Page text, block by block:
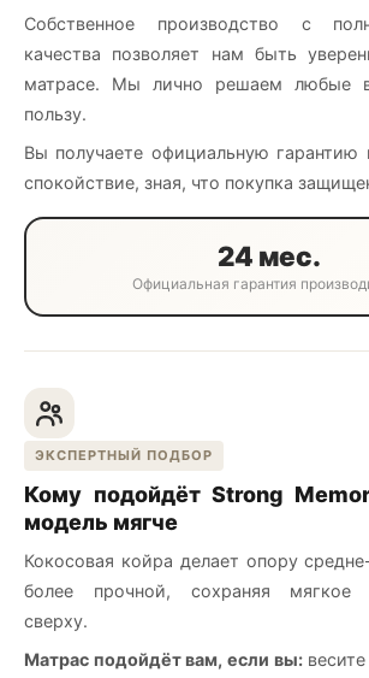
Собственное производство с
качества позволяет нам быть
матрасе. Мы лично решаем любые
пользу.
Вы получаете официальную гарантию
спокойствие, зная, что покупка
24 мес.
Официальная гарантия
ЭКСПЕРТНЫЙ ПОДБОР
Кому подойдёт Strong
модель мягче
Кокосовая койра делает опору
более прочной, сохраняя мягкое
сверху.
Матрас подойдёт вам, если вы:весите